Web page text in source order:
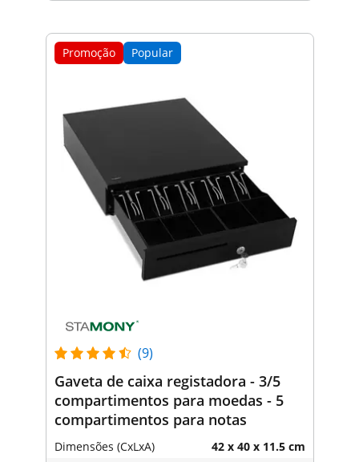
Promoção Popular
(9)
Gaveta de caixa registadora - 3/5
compartimentos para moedas - 5
compartimentos para notas
Dimensões (CxLxA) 42 x 40 x 11.5 cm